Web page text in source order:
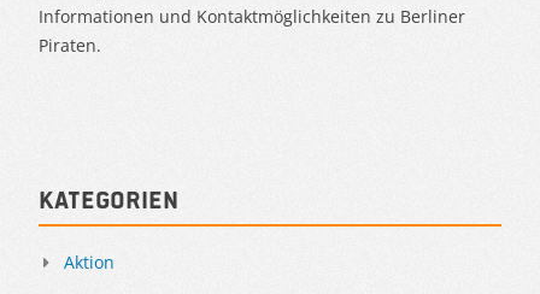
Informationen und Kontaktmöglichkeiten zu Berliner
Piraten.
Kategorien
Aktion